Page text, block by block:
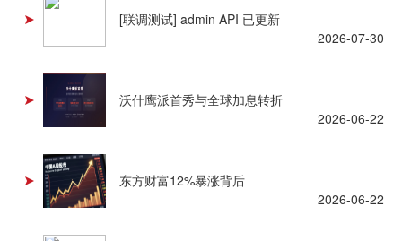
[联调测试] admin API 已更新
2026-07-30
沃什鹰派首秀与全球加息转折
2026-06-22
东方财富12%暴涨背后
2026-06-22